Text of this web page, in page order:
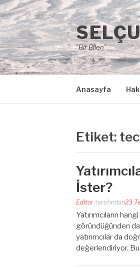
İçeriğe
atla
"Bir Bilen"
Anasayfa
Etiket:
İster?
Editor tarafından23
Yatırımcıların
göründüğünden
yatırımcılar da
değerlendiriyor. Bu